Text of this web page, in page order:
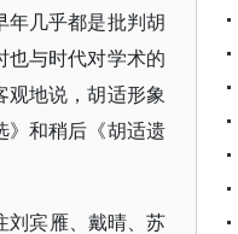
年几乎都是批判胡
也与时代对学术的
观地说，胡适形象
》和稍后《胡适遗
宾雁、戴晴、苏